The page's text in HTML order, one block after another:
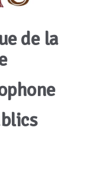
de la